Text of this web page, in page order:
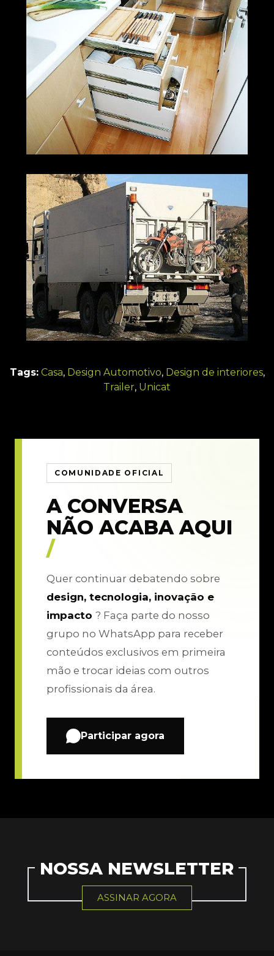
Tags: Casa, Design Automotivo, Design de interiores,
Trailer, Unicat
COMUNIDADE OFICIAL
A CONVERSA
NÃO ACABA AQUI
/
Quer continuar debatendo sobre
design, tecnologia, inovação e
impacto ? Faça parte do nosso
grupo no WhatsApp para receber
conteúdos exclusivos em primeira
mão e trocar ideias com outros
profissionais da área.
Participar agora
NOSSA NEWSLETTER
ASSINAR AGORA